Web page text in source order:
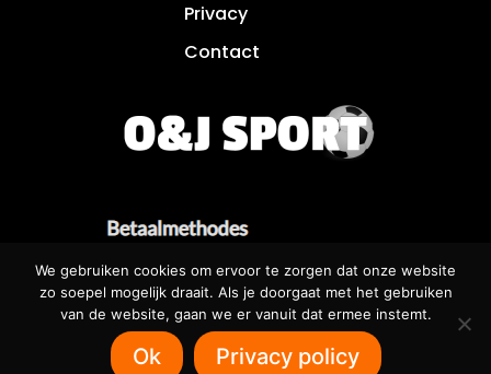
Privacy
Contact
Betaalbare websites voor iedereen! 🌐
We gebruiken cookies om ervoor te zorgen dat onze website
zo soepel mogelijk draait. Als je doorgaat met het gebruiken
van de website, gaan we er vanuit dat ermee instemt.
Ok Privacy policy